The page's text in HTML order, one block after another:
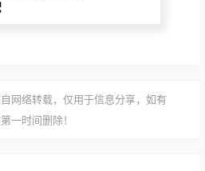
网络转载，仅用于信息分享，如有
一时间删除！